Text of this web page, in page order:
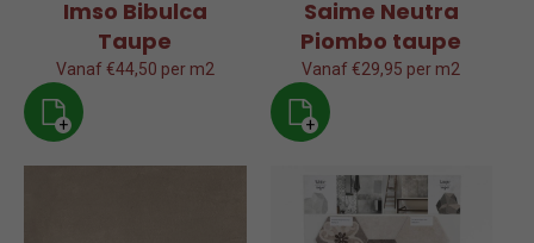
Imso Bibulca
Taupe
Vanaf €44,50 per m2
+
Saime Neutra
Piombo taupe
Vanaf €29,95 per m2
+